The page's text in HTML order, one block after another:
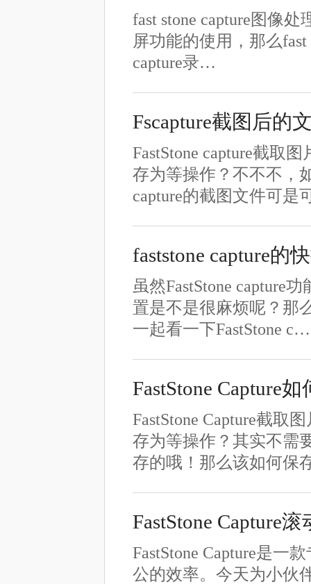
fast stone capture图像
屏功能的使用，那么fast
capture录…
Fscapture截图后的
FastStone capture截取
存为等操作？不不不，
capture的截图文件可
faststone capture的
虽然FastStone capture
置是不是很麻烦呢？那
一起看一下FastStone c…
FastStone Capture
FastStone Capture截取
存为等操作？其实不需
存的哦！那么该如何保
FastStone Capture
FastStone Capture是一
公的效率。今天为小伙